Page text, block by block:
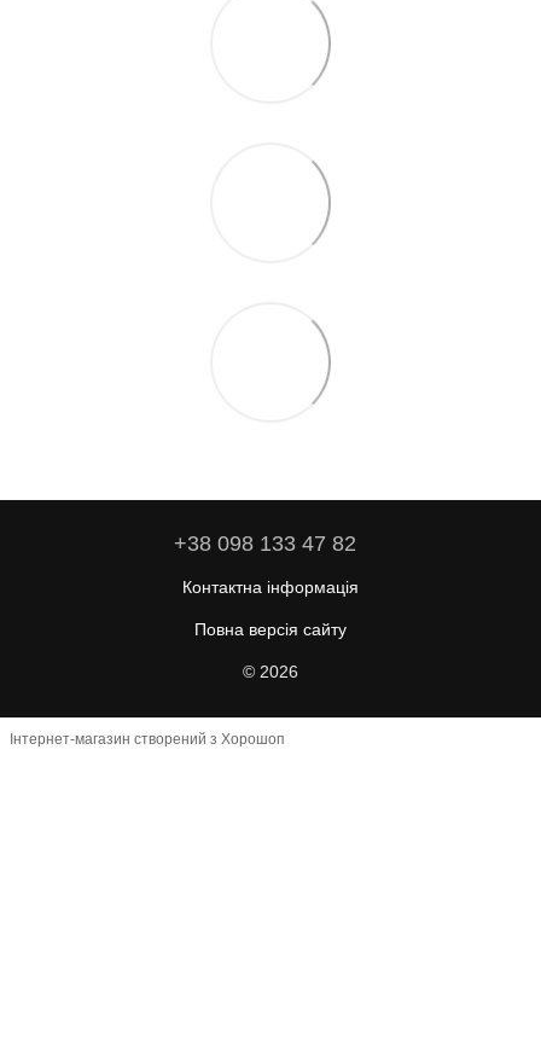
+38 098 133 47 82
Контактна інформація
Повна версія сайту
© 2026
Інтернет-магазин створений з Хорошоп